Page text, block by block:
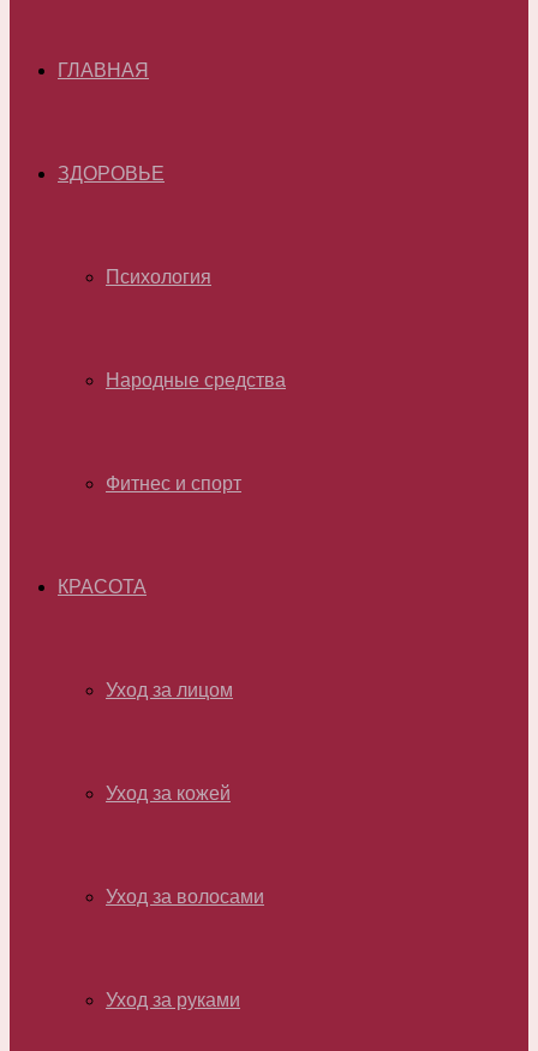
ГЛАВНАЯ
ЗДОРОВЬЕ
Психология
Народные средства
Фитнес и спорт
КРАСОТА
Уход за лицом
Уход за кожей
Уход за волосами
Уход за руками